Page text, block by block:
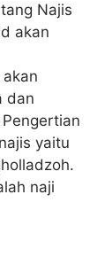
Najis
akan
dan
yaitu
naji